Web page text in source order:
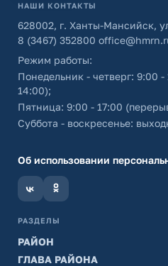
НАШИ КОНТАКТЫ
628002, г. Ханты-Мансийск,
8 (3467) 352800
Режим работы:
Понедельник - четверг: 9:00
14:00);
Пятница: 9:00 - 17:00
Суббота - воскресенье:
Об использовании
РАЗДЕЛЫ
РАЙОН
ГЛАВА РАЙОНА